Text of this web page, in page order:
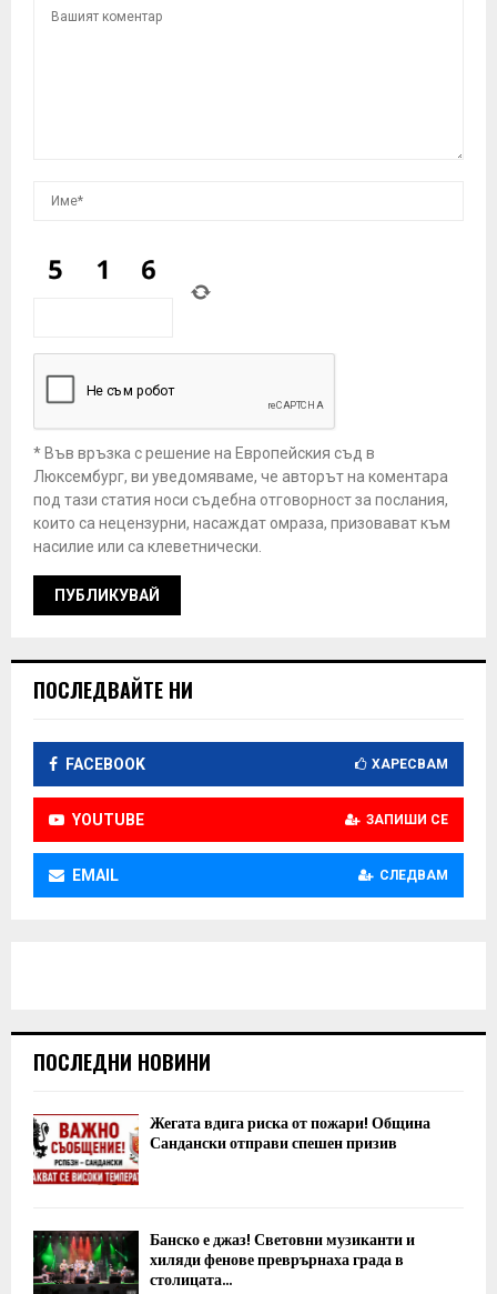
* Във връзка с решение на Европейския съд в
Люксембург, ви уведомяваме, че авторът на коментара
под тази статия носи съдебна отговорност за послания,
които са нецензурни, насаждат омраза, призовават към
насилие или са клеветнически.
ПОСЛЕДВАЙТЕ НИ
FACEBOOK ХАРЕСВАМ
YOUTUBE ЗАПИШИ СЕ
EMAIL СЛЕДВАМ
ПОСЛЕДНИ НОВИНИ
Жегата вдига риска от пожари! Община
Сандански отправи спешен призив
Банско е джаз! Световни музиканти и
хиляди фенове преврърнаха града в
столицата...